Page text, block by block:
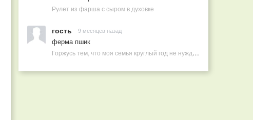
Рулет из фарша с сыром в духовке
гость 9 месяцев назад
ферма пшик
Горжусь тем, что моя семья круглый год не нуждается в покупных витаминах